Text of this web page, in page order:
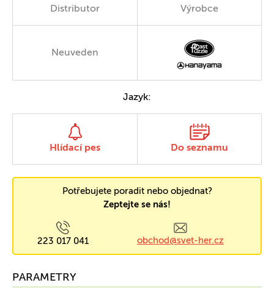
Distributor Výrobce
Neuveden
Jazyk:
Hlídací pes Do seznamu
Potřebujete poradit nebo objednat?
Zeptejte se nás!
223 017 041 obchod@svet-her.cz
PARAMETRY